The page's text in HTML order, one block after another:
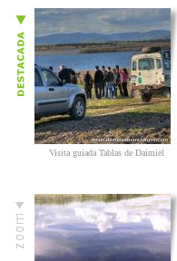
Visita guiada Tablas de Daimiel